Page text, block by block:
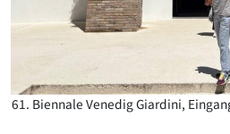
61. Biennale Venedig Giardini,